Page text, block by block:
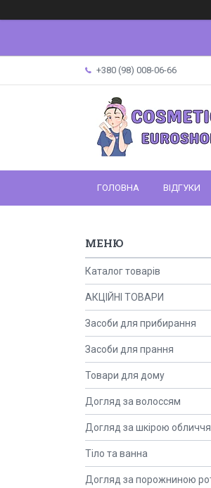
+380 (98) 008-06-66
ГОЛОВНА ВІДГУКИ
Каталог товарів
АКЦІЙНІ ТОВАРИ
Засоби для прибирання
Засоби для прання
Товари для дому
Догляд за волоссям
Догляд за шкірою обличчя
Тіло та ванна
Догляд за порожниною